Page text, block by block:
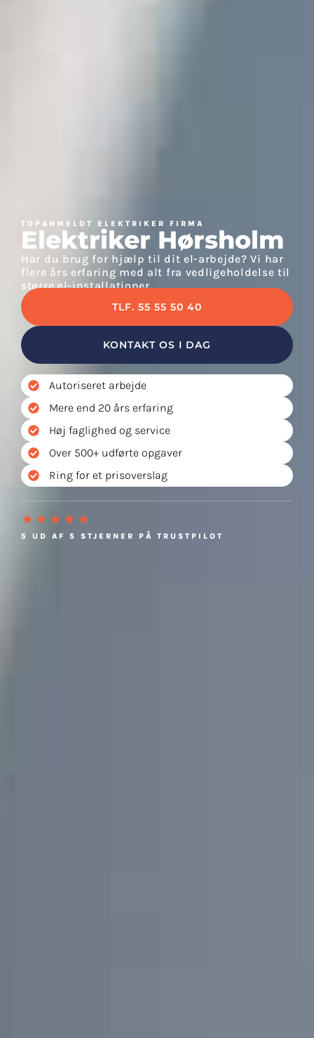
TOPANMELDT ELEKTRIKER FIRMA
Elektriker Hørsholm
Har du brug for hjælp til dit el-arbejde? Vi har
flere års erfaring med alt fra vedligeholdelse til
større el-installationer
TLF. 55 55 50 40
KONTAKT OS I DAG
Autoriseret arbejde
Mere end 20 års erfaring
Høj faglighed og service
Over 500+ udførte opgaver
Ring for et prisoverslag
★★★★★
5 UD AF 5 STJERNER PÅ TRUSTPILOT